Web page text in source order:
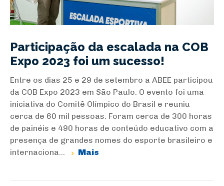
Participação da escalada na COB
Expo 2023 foi um sucesso!
Entre os dias 25 e 29 de setembro a ABEE participou
da COB Expo 2023 em São Paulo. O evento foi uma
iniciativa do Comitê Olímpico do Brasil e reuniu
cerca de 60 mil pessoas. Foram cerca de 300 horas
de painéis e 490 horas de conteúdo educativo com a
presença de grandes nomes do esporte brasileiro e
internaciona...
Mais